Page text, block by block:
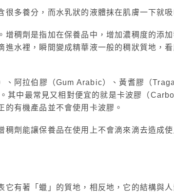
多養分，而水乳狀的液體抹在肌膚一下就
稠劑是指加在保養品中，增加濃稠度的添
水裡，瞬間變成精華液一般的稠狀質地，
阿拉伯膠（Gum Arabic）、黃耆膠（
中最常見又相對便宜的就是卡波膠（
的有機產品並不會使用卡波膠。
劑能讓保養品在使用上不會滴來滴去造成
它有著「蠟」的質地，相反地，它的結構與